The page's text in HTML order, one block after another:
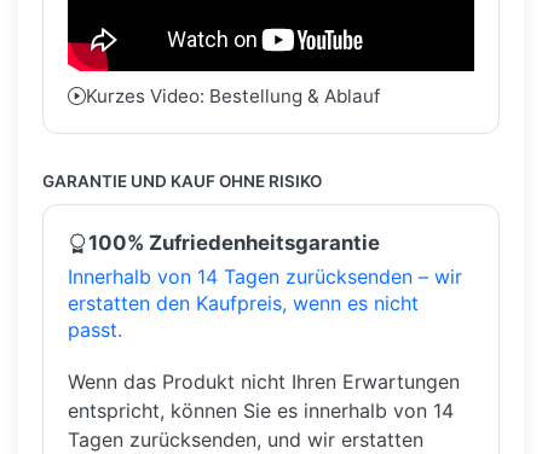
Kurzes Video: Bestellung & Ablauf
GARANTIE UND KAUF OHNE RISIKO
100% Zufriedenheitsgarantie
Innerhalb von 14 Tagen zurücksenden – wir
erstatten den Kaufpreis, wenn es nicht
passt.
Wenn das Produkt nicht Ihren Erwartungen
entspricht, können Sie es innerhalb von 14
Tagen zurücksenden, und wir erstatten